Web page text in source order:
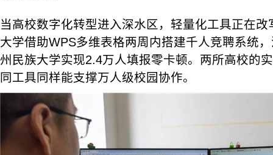
当高校数字化转型进入深水区，轻量化工具正在
大学借助WPS多维表格两周内搭建千人竞聘系统
州民族大学实现2.4万人填报零卡顿。两所高校的
同工具同样能支撑万人级校园协作。